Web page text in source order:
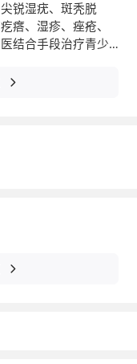
在早期治疗阶
社会上也有许
并组织实施的
公司捐助的阿
锐湿疣、斑秃脱
瘩、湿疹、痤疮、
结合手段治疗青少